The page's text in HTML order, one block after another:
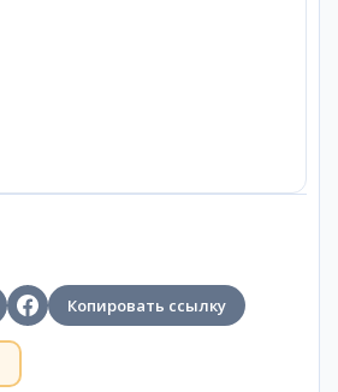
Копировать ссылку